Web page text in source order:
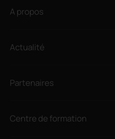
A propos
Actualité
Partenaires
Centre de formation